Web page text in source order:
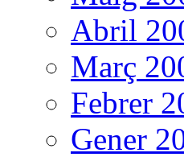
Abril
Març
Febrer
Gener